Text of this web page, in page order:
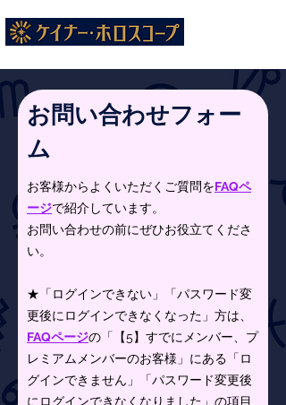
お問い合わせフォー
ム
お客様からよくいただくご質問をFAQペ
ージで紹介しています。
​お問い合わせの前にぜひお役立てくださ
い。
★「ログインできない」「パスワード変
更後にログインできなくなった」方は、
FAQページの「【5】すでにメンバー、プ
レミアムメンバーのお客様」にある「 ロ
グインできません 」「パスワード変更後
にログインできなくなりました 」の項目